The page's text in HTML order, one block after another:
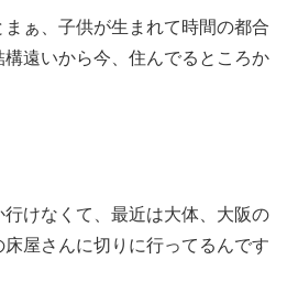
まぁ、子供が生まれて時間の都合
遠いから今、住んでるところか
行けなくて、最近は大体、大阪の
屋さんに切りに行ってるんです